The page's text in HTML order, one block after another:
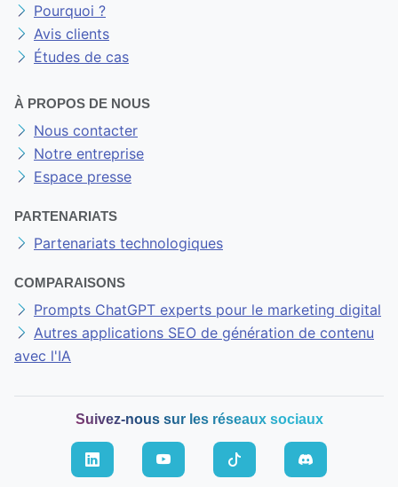
Pourquoi ?
Avis clients
Études de cas
À PROPOS DE NOUS
Nous contacter
Notre entreprise
Espace presse
PARTENARIATS
Partenariats technologiques
COMPARAISONS
Prompts ChatGPT experts pour le marketing digital
Autres applications SEO de génération de contenu
avec l'IA
Suivez-nous sur les réseaux sociaux